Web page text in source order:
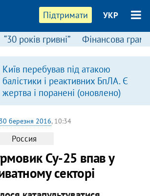
Підтримати УКР
“30 років гривні” Фінансова
Київ перебував під атакою
балістики і реактивних БпЛА. Є
жертва і поранені (оновлено)
30 березня 2016, 10:34
Россия
Су-25 впав у
секторі